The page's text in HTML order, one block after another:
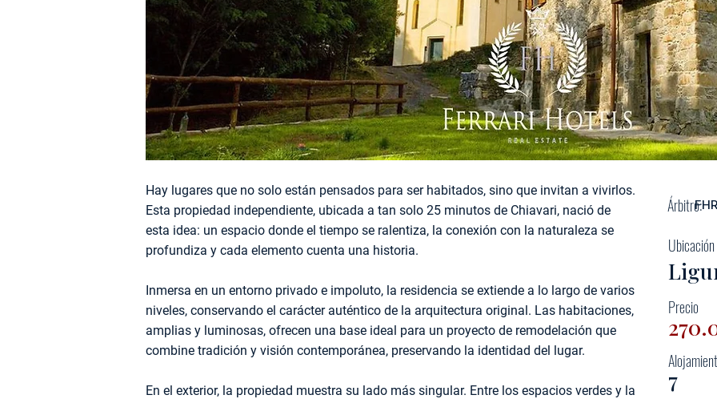
Hay lugares que no solo están pensados para ser habitados, sino que invitan a vivirlos.
Esta propiedad independiente, ubicada a tan solo 25 minutos de Chiavari, nació de
esta idea: un espacio donde el tiempo se ralentiza, la conexión con la naturaleza se
profundiza y cada elemento cuenta una historia.
Inmersa en un entorno privado e impoluto, la residencia se extiende a lo largo de varios
niveles, conservando el carácter auténtico de la arquitectura original. Las habitaciones,
amplias y luminosas, ofrecen una base ideal para un proyecto de remodelación que
combine tradición y visión contemporánea, preservando la identidad del lugar.
En el exterior, la propiedad muestra su lado más singular. Entre los espacios verdes y la
Árbitro:
Ubicación
Precio
7